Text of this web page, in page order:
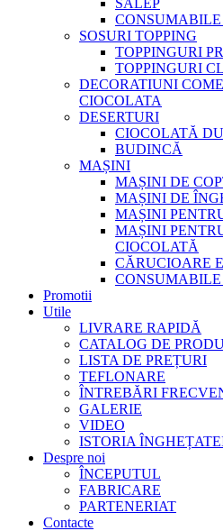
SALEP
SOSURI TOPPING
TOPPINGURI
TOPPINGURI
DECORATIUNI
CIOCOLATA
DESERTURI
CIOCOLATĂ
BUDINCĂ
MAȘINI
MAȘINI DE
MAȘINI DE
MAȘINI
MAȘINI
CIOCOLATĂ
CĂRUCIOARE
Promotii
Utile
LIVRARE RAPIDĂ
CATALOG DE
LISTA DE PREȚURI
TEFLONARE
ÎNTREBĂRI
GALERIE
VIDEO
ISTORIA
Despre noi
ÎNCEPUTUL
FABRICARE
PARTENERIAT
Contacte